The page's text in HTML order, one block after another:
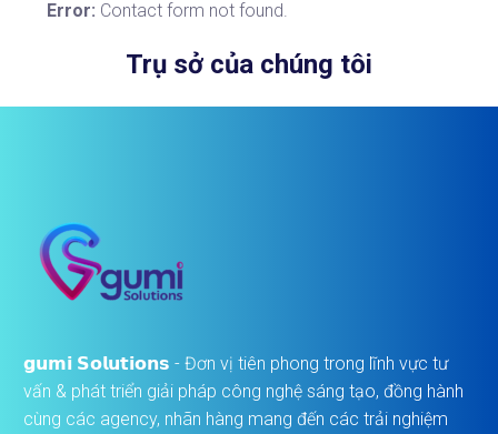
Error: Contact form not found.
Trụ sở của chúng tôi
𝗴𝘂𝗺𝗶 𝗦𝗼𝗹𝘂𝘁𝗶𝗼𝗻𝘀 - Đơn vị tiên phong trong lĩnh vực tư
vấn & phát triển giải pháp công nghệ sáng tạo, đồng hành
cùng các agency, nhãn hàng mang đến các trải nghiệm